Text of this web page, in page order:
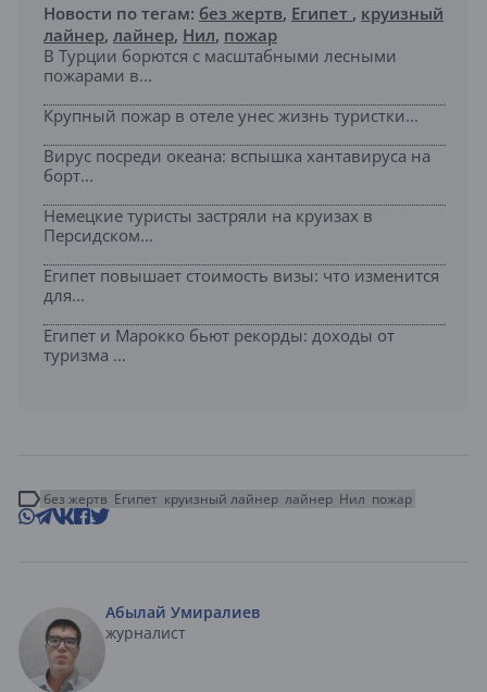
Новости по тегам: без жертв, Египет , круизный
лайнер, лайнер, Нил, пожар
В Турции борются с масштабными лесными
пожарами в...
Крупный пожар в отеле унес жизнь туристки...
Вирус посреди океана: вспышка хантавируса на
борт...
Немецкие туристы застряли на круизах в
Персидском...
Египет повышает стоимость визы: что изменится
для...
Египет и Марокко бьют рекорды: доходы от
туризма ...
без жертв Египет круизный лайнер лайнер Нил пожар
Абылай Умиралиев
журналист